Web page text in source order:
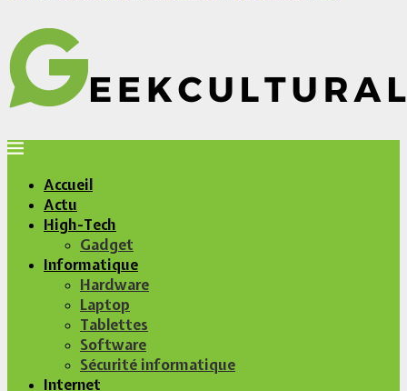
Accueil
Actu
High-Tech
Gadget
Informatique
Hardware
Laptop
Tablettes
Software
Sécurité informatique
Internet